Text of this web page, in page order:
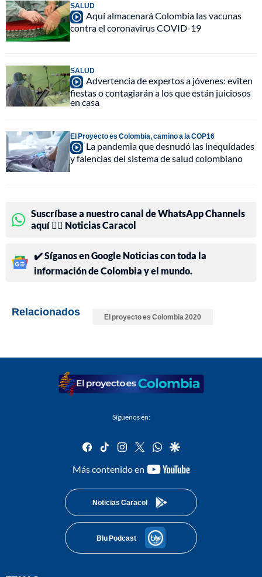
SALUD
Aquí almacenará Colombia las vacunas
contra el coronavirus COVID-19
SALUD
Advertencia de expertos a jóvenes: eviten
fiestas o contagiarán a los que están juiciosos
en casa
El Proyecto es Colombia, camino a la COP16
La pandemia que desnudó las inequidades
y falencias del sistema de salud colombiano
Suscríbase a nuestro canal de WhatsApp Channels
aquí 👉🏻 Noticias Caracol
✔️ Síganos en Google Noticias con toda la
información de Colombia y el mundo.
Relacionados El proyecto es Colombia 2020
Síguenos en:
facebook
tiktok instagram
twitterwhatsapp
google
Más contenido en
youtube-
Noticias Caracol
Blu Podcast